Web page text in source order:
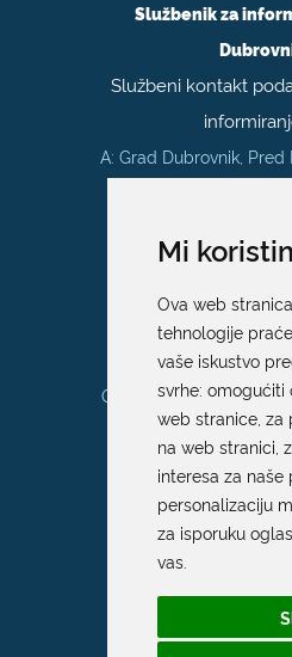
Mi
Ova web
tehnologije
vaše iskustvo
svrhe: omogućiti
web stranice, za
na web stranici
interesa za naše
personalizaciju
za isporuku
vas.
Službenik za
Službeni kontakt
A: Grad Dubrovnik,
Ured 205; rad sa
upravna tijela
Gundulićeva poljana
Radno vrijeme
Ponedjeljak – Petak;
T:+385 20
Arhiva|Arhiva